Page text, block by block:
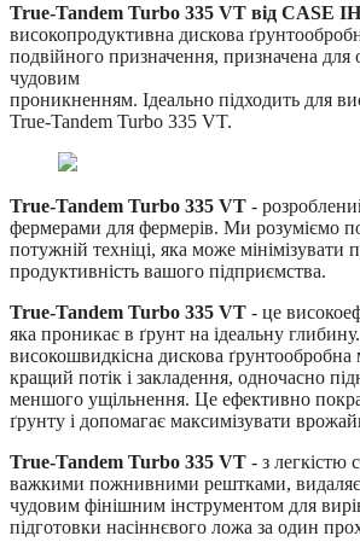
True-Tandem Turbo 335 VT від CASE IH
високопродуктивна дискова
подвійного призначення, призначена для
чудовим
проникненням. Ідеально підходить для
True-Tandem Turbo 335 VT.
True-Tandem Turbo 335 VT -
фермерами для фермерів. Ми розуміємо
потужній техніці, яка може мінімізувати
продуктивність вашого підприємства.
True-Tandem Turbo 335 VT - це
яка проникає в ґрунт на ідеальну
високошвидкісна дискова ґрунтообробна
кращий потік і закладення, одночасно
меншого ущільнення. Це ефективно
ґрунту і допомагає максимізувати
True-Tandem Turbo 335 VT - з легкістю
важкими пожнивними рештками, видаляє
чудовим фінішним інструментом для
підготовки насіннєвого ложа за один